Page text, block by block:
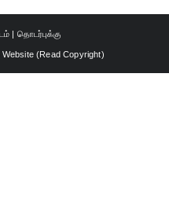
| தொடர்புக்கு
Website (Read Copyright)